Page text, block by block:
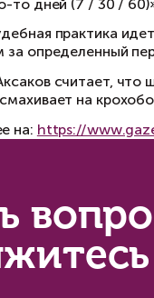
«В таких
Ситуация
опубликовал
«Однако, на наш
исключение из
Право, а не
Что касается